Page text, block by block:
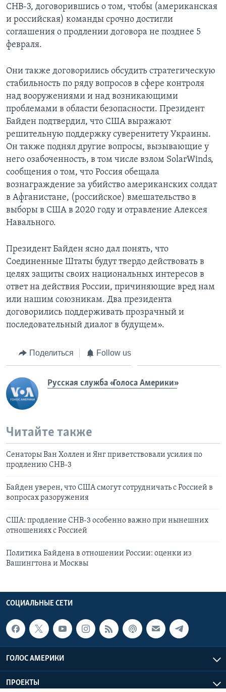
СНВ-3, договорившись о том, чтобы (американская
и российская) команды срочно достигли
соглашения о продлении договора не позднее 5
февраля.
Они также договорились обсудить стратегическую
стабильность по ряду вопросов в сфере контроля
над вооружениями и над возникающими
проблемами в области безопасности. Президент
Байден подтвердил, что США выражают
решительную поддержку суверенитету Украины.
Он также поднял другие вопросы, вызывающие у
него озабоченность, в том числе взлом SolarWinds,
сообщения о том, что Россия обещала
вознаграждение за убийство американских солдат
в Афганистане, (российское) вмешательство в
выборы в США в 2020 году и отравление Алексея
Навального.
Президент Байден ясно дал понять, что
Соединенные Штаты будут твердо действовать в
целях защиты своих национальных интересов в
ответ на действия России, причиняющие вред нам
или нашим союзникам. Два президента
договорились поддерживать прозрачный и
последовательный диалог в будущем».
Поделиться Follow us
Русская служба «Голоса Америки»
Читайте также
Сенаторы Ван Холлен и Янг приветствовали усилия по
продлению СНВ-3
Байден уверен, что СШA смогут сотрудничать с Россией в
вопросах разоружения
США: продление СНВ-3 особенно важно при нынешних
отношениях с Россией
Политика Байдена в отношении России: оценки из
Вашингтона и Москвы
СОЦИАЛЬНЫЕ СЕТИ
ГОЛОС АМЕРИКИ
ПРОЕКТЫ